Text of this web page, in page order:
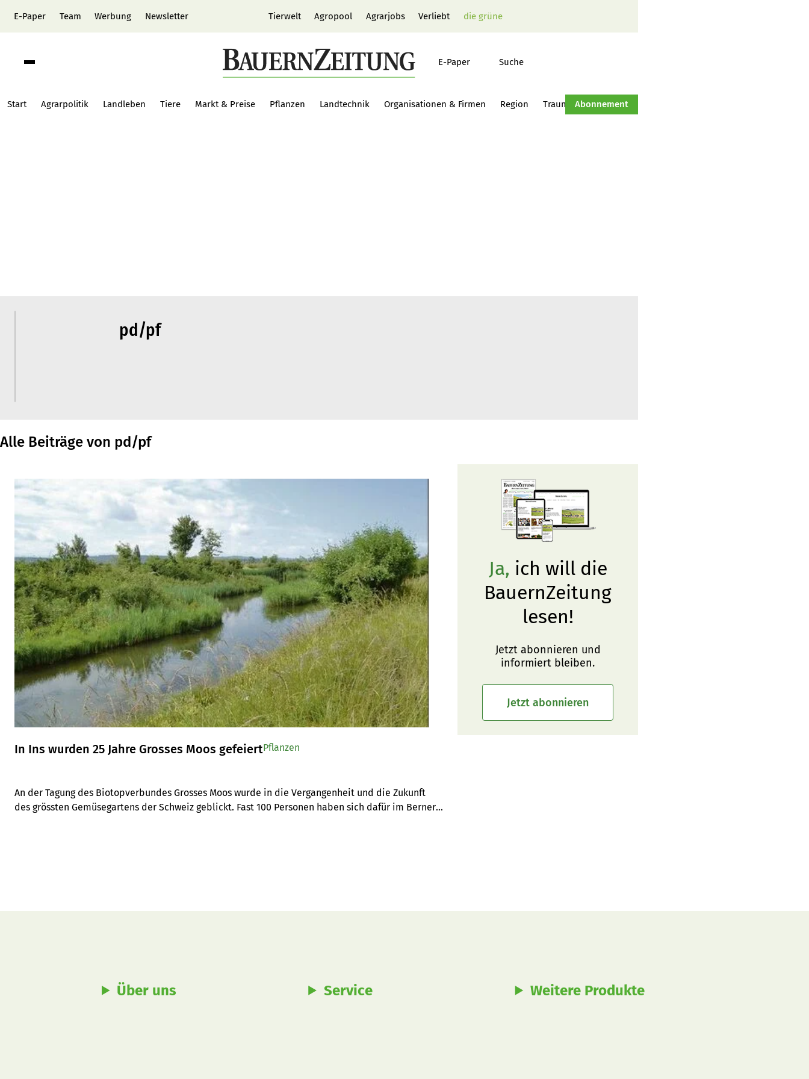
E-Paper Team Werbung Newsletter Tierwelt Agropool Agrarjobs Verliebt die grüne
E-Paper Suche
Start Agrarpolitik Landleben Tiere Markt & Preise Pflanzen Landtechnik Organisationen & Firmen Region Traumtraktor Hof-Management
Abonnement
pd/pf
Alle Beiträge von pd/pf
In Ins wurden 25 Jahre Grosses Moos gefeiert
An der Tagung des Biotopverbundes Grosses Moos wurde in die Vergangenheit und die Zukunft
des grössten Gemüsegartens der Schweiz geblickt. Fast 100 Personen haben sich dafür im Berner
Pflanzen
Ja, ich will die
BauernZeitung
lesen!
Jetzt abonnieren und
informiert bleiben.
Jetzt abonnieren
Über uns Service Weitere Produkte